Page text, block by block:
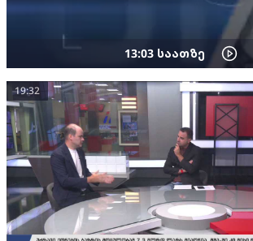
13:03საათზე
19:32